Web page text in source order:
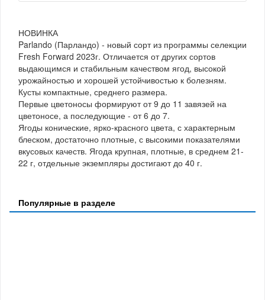
НОВИНКА
Parlando (Парландо) - новый сорт из программы селекции
Fresh Forward 2023г. Отличается от других сортов
выдающимся и стабильным качеством ягод, высокой
урожайностью и хорошей устойчивостью к болезням.
Кусты компактные, среднего размера.
Первые цветоносы формируют от 9 до 11 завязей на
цветоносе, а последующие - от 6 до 7.
Ягоды конические, ярко-красного цвета, с характерным
блеском, достаточно плотные, с высокими показателями
вкусовых качеств. Ягода крупная, плотные, в среднем 21-
22 г, отдельные экземпляры достигают до 40 г.
Популярные в разделе